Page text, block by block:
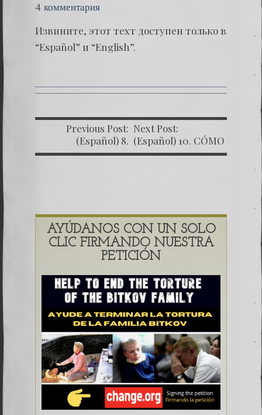
4 комментария
Извините, этот техт доступен только в
“Español” и “English”.
Previous Post:
(Español) 8.
NUESTRA LUCHA
MUNDO (Segunda
Parte)
Next Post:
(Español) 10. CÓMO
OBTUVIMOS
AYÚDANOS CON UN SOLO
CLIC FIRMANDO NUESTRA
PETICIÓN